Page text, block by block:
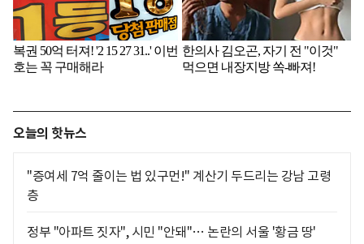
오늘의 핫뉴스
"증여세 7억 줄이는 법 있구먼!" 계산기 두드리는 강남 고령
층
정부 "아파트 짓자", 시민 "안돼"… 논란의 서울 '황금 땅'